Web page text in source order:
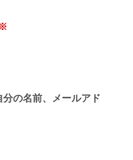
の名前、メールアド